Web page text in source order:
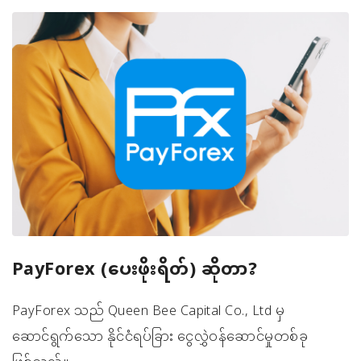
PayForex (ပေးဖိုးရိတ်) ဆိုတာ?
PayForex သည် Queen Bee Capital Co., Ltd မှ
ဆောင်ရွက်သော နိုင်ငံရပ်ခြား ငွေလွှဲဝန်ဆောင်မှုတစ်ခု